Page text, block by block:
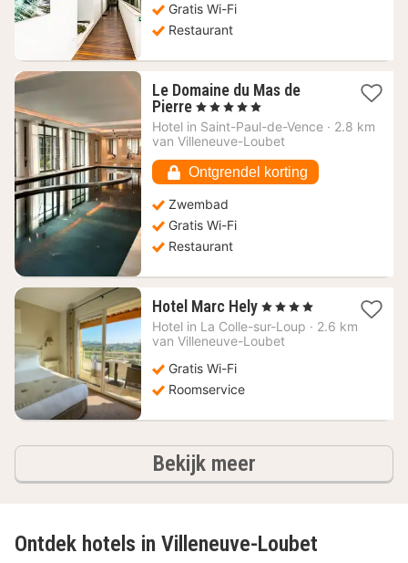
Gratis Wi-Fi
Restaurant
Le Domaine du Mas de
Pierre 1
nacht
vanaf
€
, 5 Sterren
Hotel in Saint-Paul-de-Vence · 2.8 km
van Villeneuve-Loubet
Ontgrendel korting
Zwembad
Gratis Wi-Fi
Restaurant
Hotel Marc Hely 1
nacht
vanaf
, 4 Sterren
Hotel in La Colle-sur-Loup · 2.6 km
van Villeneuve-Loubet
Gratis Wi-Fi
Roomservice
Bekijk meerhotels
Ontdek hotels in Villeneuve-Loubet